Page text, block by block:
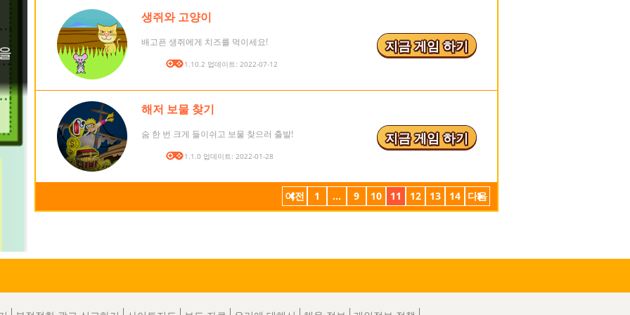
생쥐와 고양이
배고픈 생쥐에게 치즈를 먹이세요!
버전: 1.10.2 업데이트: 2022-07-12
지금 게임 하기
해저 보물 찾기
숨 한 번 크게 들이쉬고 보물 찾으러 출발!
버전: 1.1.0 업데이트: 2022-01-28
지금 게임 하기
이전 1 ... 9 10 11 12 13 14 다음